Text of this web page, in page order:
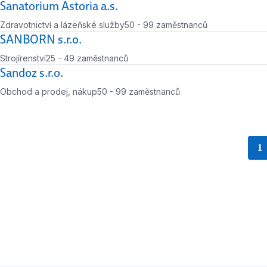
Sanatorium Astoria a.s.
Zdravotnictví a lázeňské služby
Počet zaměstnanců
50 - 99 zaměstnanců
SANBORN s.r.o.
Strojírenství
Počet zaměstnanců
25 - 49 zaměstnanců
Sandoz s.r.o.
Obchod a prodej, nákup
Počet zaměstnanců
50 - 99 zaměstnanců
1